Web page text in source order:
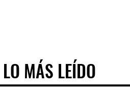
LO MÁS LEÍDO
LO MÁS LEÍDO